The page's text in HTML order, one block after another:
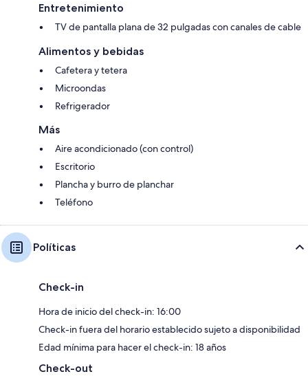
Entretenimiento
TV de pantalla plana de 32 pulgadas con canales de cable
Alimentos y bebidas
Cafetera y tetera
Microondas
Refrigerador
Más
Aire acondicionado (con control)
Escritorio
Plancha y burro de planchar
Teléfono
Políticas
Check-in
Hora de inicio del check-in: 16:00
Check-in fuera del horario establecido sujeto a disponibilidad
Edad mínima para hacer el check-in: 18 años
Check-out